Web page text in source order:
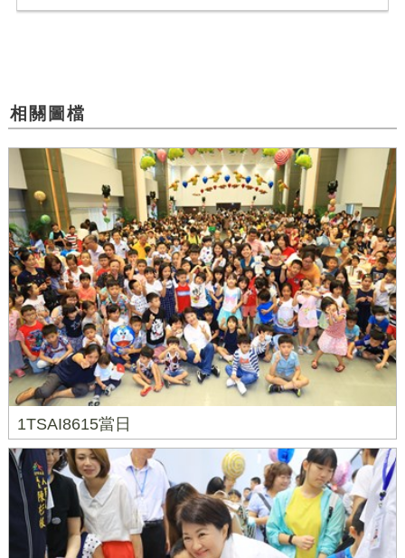
相關圖檔
1TSAI8615當日